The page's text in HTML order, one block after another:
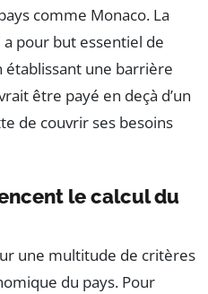
comme Monaco. La
a pour but essentiel de
une barrière
être payé en deçà d’un
de couvrir ses besoins
le calcul du
une multitude de critères
du pays. Pour